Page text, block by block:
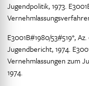
Jugendpolitik, 1973.
E3001B#1980/53#519*,
Jugendbericht, 1974.
Vernehmlassungen zum
1974.